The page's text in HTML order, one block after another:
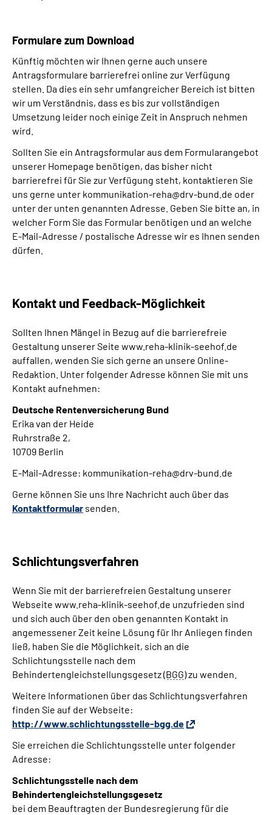
Formulare zum Download
Künftig möchten wir Ihnen gerne auch unsere
Antragsformulare barrierefrei online zur Verfügung
stellen. Da dies ein sehr umfangreicher Bereich ist bitten
wir um Verständnis, dass es bis zur vollständigen
Umsetzung leider noch einige Zeit in Anspruch nehmen
wird.
Sollten Sie ein Antragsformular aus dem Formularangebot
unserer Homepage benötigen, das bisher nicht
barrierefrei für Sie zur Verfügung steht, kontaktieren Sie
uns gerne unter kommunikation-reha@drv-bund.de oder
unter der unten genannten Adresse. Geben Sie bitte an, in
welcher Form Sie das Formular benötigen und an welche
E-Mail-Adresse / postalische Adresse wir es Ihnen senden
dürfen.
Kontakt und Feedback-Möglichkeit
Sollten Ihnen Mängel in Bezug auf die barrierefreie
Gestaltung unserer Seite www.reha-klinik-seehof.de
auffallen, wenden Sie sich gerne an unsere Online-
Redaktion. Unter folgender Adresse können Sie mit uns
Kontakt aufnehmen:
Deutsche Rentenversicherung Bund
Erika van der Heide
Ruhrstraße 2,
10709 Berlin
E-Mail-Adresse: kommunikation-reha@drv-bund.de
Gerne können Sie uns Ihre Nachricht auch über das
Kontaktformular senden.
Schlichtungsverfahren
Wenn Sie mit der barrierefreien Gestaltung unserer
Webseite www.reha-klinik-seehof.de unzufrieden sind
und sich auch über den oben genannten Kontakt in
angemessener Zeit keine Lösung für Ihr Anliegen finden
ließ, haben Sie die Möglichkeit, sich an die
Schlichtungsstelle nach dem
Behindertengleichstellungsgesetz (BGG) zu wenden.
Weitere Informationen über das Schlichtungsverfahren
finden Sie auf der Webseite:
http://www.schlichtungsstelle-bgg.de
Sie erreichen die Schlichtungsstelle unter folgender
Adresse:
Schlichtungsstelle nach dem
Behindertengleichstellungsgesetz
bei dem Beauftragten der Bundesregierung für die